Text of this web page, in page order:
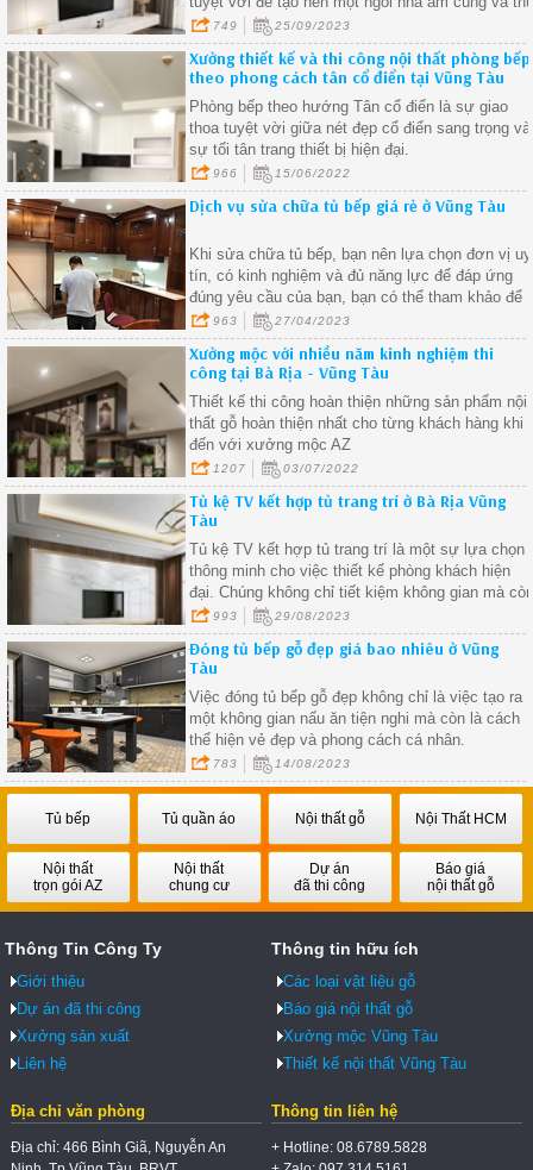
vị. 749 25/09/2023
Xưởng thiết kế và thi công nội thất phòng bếp
theo phong cách tân cổ điển tại Vũng Tàu
Phòng bếp theo hướng Tân cổ điển là sự giao
thoa tuyệt vời giữa nét đẹp cổ điển sang trọng và
sự tối tân trang thiết bị hiện đại.
966 15/06/2022
Dịch vụ sửa chữa tủ bếp giá rẻ ở Vũng Tàu
Khi sửa chữa tủ bếp, bạn nên lựa chọn đơn vị uy
tín, có kinh nghiệm và đủ năng lực để đáp ứng
đúng yêu cầu của bạn, bạn có thể tham khảo để
tìm hiểu về những đơn vị sửa chữa tủ bếp nổi
tiếng, có đánh giá tích cực từ khách hàng trước
đây
963 27/04/2023
Xưởng mộc với nhiều năm kinh nghiệm thi
công tại Bà Rịa - Vũng Tàu
Thiết kế thi công hoàn thiện những sản phẩm nội
thất gỗ hoàn thiện nhất cho từng khách hàng khi
đến với xưởng mộc AZ
1207 03/07/2022
Tủ kệ TV kết hợp tủ trang trí ở Bà Rịa Vũng
Tàu
Tủ kệ TV kết hợp tủ trang trí là một sự lựa chọn
thông minh cho việc thiết kế phòng khách hiện
đại. Chúng không chỉ tiết kiệm không gian mà
tạo điểm nhấn thẩm mỹ và cung cấp sự tiện lợi
trong việc lưu trữ
993 29/08/2023
Đóng tủ bếp gỗ đẹp giá bao nhiêu ở Vũng
Tàu
Việc đóng tủ bếp gỗ đẹp không chỉ là việc tạo ra
một không gian nấu ăn tiện nghi mà còn là cách
thể hiện vẻ đẹp và phong cách cá nhân.
783 14/08/2023
Tủ bếp Tủ quần áo Nội thất gỗ Nội Thất HCM
Nội thất
trọn gói AZ
Nội thất
chung cư
Dự án
đã thi công
Báo giá
nội thất gỗ
Thông Tin Công Ty
Giới thiệu
Dự án đã thi công
Xưởng sản xuất
Liên hệ
Thông tin hữu ích
Các loại vật liệu gỗ
Báo giá nội thất gỗ
Xưởng mộc Vũng Tàu
Thiết kế nội thất Vũng Tàu
Địa chỉ văn phòng
Địa chỉ: 466 Bình Giã, Nguyễn An
Thông tin liên hệ
+ Hotline: 08.6789.5828